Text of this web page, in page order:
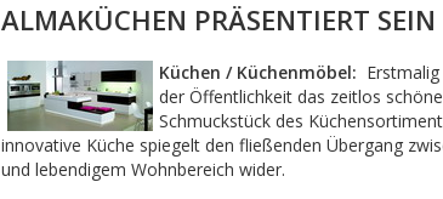
ALMAKÜCHEN PRÄSENTIERT SEIN
Küchen / Küchenmöbel:
der Öffentlichkeit das zeitlos
Schmuckstück des
innovative Küche spiegelt den fließenden Übergang
und lebendigem Wohnbereich wider.